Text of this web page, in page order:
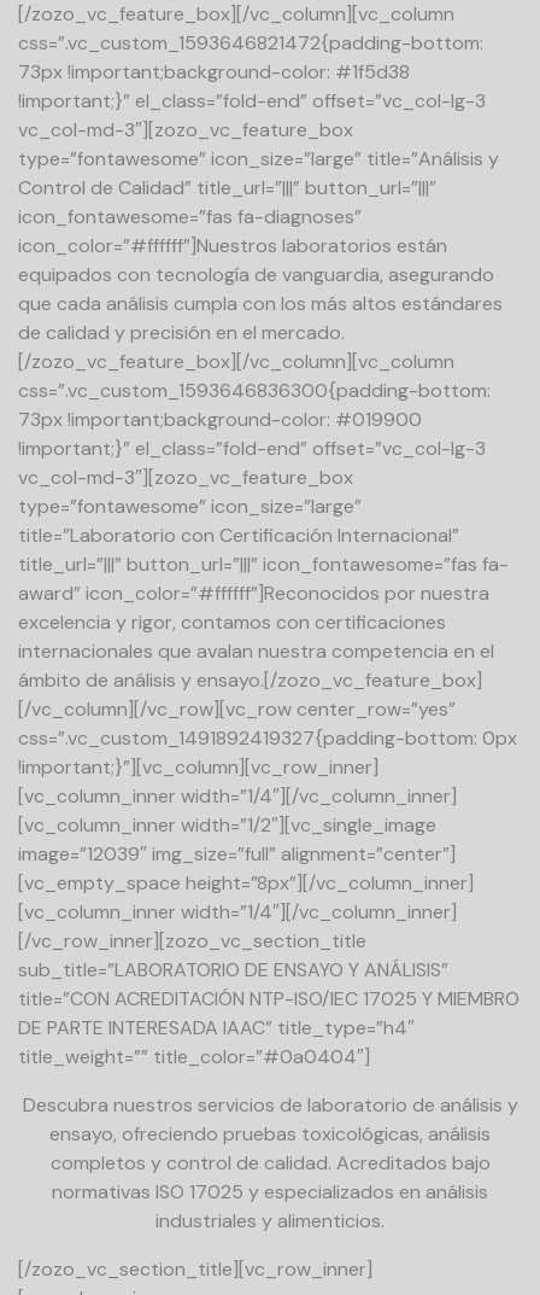
[/zozo_vc_feature_box][/vc_column][vc_column
css=”.vc_custom_1593646821472{padding-bottom:
73px !important;background-color: #1f5d38
!important;}” el_class=”fold-end” offset=”vc_col-lg-3
vc_col-md-3″][zozo_vc_feature_box
type=”fontawesome” icon_size=”large” title=”Análisis y
Control de Calidad” title_url=”|||” button_url=”|||”
icon_fontawesome=”fas fa-diagnoses”
icon_color=”#ffffff”]Nuestros laboratorios están
equipados con tecnología de vanguardia, asegurando
que cada análisis cumpla con los más altos estándares
de calidad y precisión en el mercado.
[/zozo_vc_feature_box][/vc_column][vc_column
css=”.vc_custom_1593646836300{padding-bottom:
73px !important;background-color: #019900
!important;}” el_class=”fold-end” offset=”vc_col-lg-3
vc_col-md-3″][zozo_vc_feature_box
type=”fontawesome” icon_size=”large”
title=”Laboratorio con Certificación Internacional”
title_url=”|||” button_url=”|||” icon_fontawesome=”fas fa-
award” icon_color=”#ffffff”]Reconocidos por nuestra
excelencia y rigor, contamos con certificaciones
internacionales que avalan nuestra competencia en el
ámbito de análisis y ensayo.[/zozo_vc_feature_box]
[/vc_column][/vc_row][vc_row center_row=”yes”
css=”.vc_custom_1491892419327{padding-bottom: 0px
!important;}”][vc_column][vc_row_inner]
[vc_column_inner width=”1/4″][/vc_column_inner]
[vc_column_inner width=”1/2″][vc_single_image
image=”12039″ img_size=”full” alignment=”center”]
[vc_empty_space height=”8px”][/vc_column_inner]
[vc_column_inner width=”1/4″][/vc_column_inner]
[/vc_row_inner][zozo_vc_section_title
sub_title=”LABORATORIO DE ENSAYO Y ANÁLISIS”
title=”CON ACREDITACIÓN NTP-ISO/IEC 17025 Y MIEMBRO
DE PARTE INTERESADA IAAC” title_type=”h4″
title_weight=”” title_color=”#0a0404″]
Descubra nuestros servicios de laboratorio de análisis y
ensayo, ofreciendo pruebas toxicológicas, análisis
completos y control de calidad. Acreditados bajo
normativas ISO 17025 y especializados en análisis
industriales y alimenticios.
[/zozo_vc_section_title][vc_row_inner]